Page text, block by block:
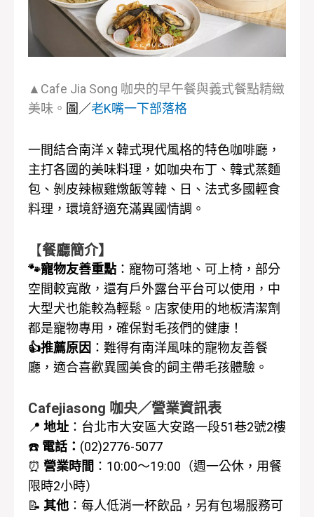
▲Cafe Jia Song 咖央的早午餐與義式餐點精緻
美味。 圖／老K嘴一下部落格
一間結合南洋ｘ韓式現代風格的特色咖啡廳，
主打各國的美味料理，如咖央布丁、韓式蒸麵
包、剝皮辣椒雞燉飯等韓、日、法式多國輕食
料理，環境舒適充滿異國情調。
【餐廳簡介】
🐾寵物友善重點 ：寵物可落地、可上椅，部分
空間較寬敞，還有戶外露台平台可以使用，中
大型犬也能較為輕鬆。店家使用的地板清潔劑
都是寵物專用，確保對毛孩們的健康！
👍推薦原因 ：難得有南洋風味的寵物友善餐
廳，適合喜歡異國美食的飼主帶毛孩體驗。
Cafejiasong 咖央／營業資訊表
📍 地址 ： 台北市大安區大安路一段51巷2號2樓
☎️ 電話： (02)2776-5077
⏰ 營業時間 ： 10:00～19:00（週一公休， 用餐
限時2小時）
📝 其他 ：每人低消一杯飲品，另有包場服務可